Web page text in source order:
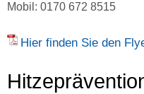
Mobil: 0170 672 8515
Hier finden Sie den